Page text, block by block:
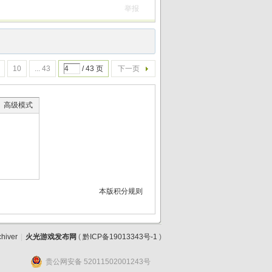
举报
10 ... 43 / 43 页 下一页
高级模式
本版积分规则
火光游戏发布网 ( 黔ICP备19013343号-1 )
贵公网安备 52011502001243号